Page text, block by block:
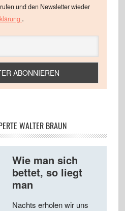
und den Newsletter wieder
.
WALTER BRAUN
Wie man sich
bettet, so liegt
man
Nachts erholen wir uns